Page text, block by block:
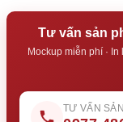
Tư vấn sản
Mockup miễn phí ·
TƯ VẤN